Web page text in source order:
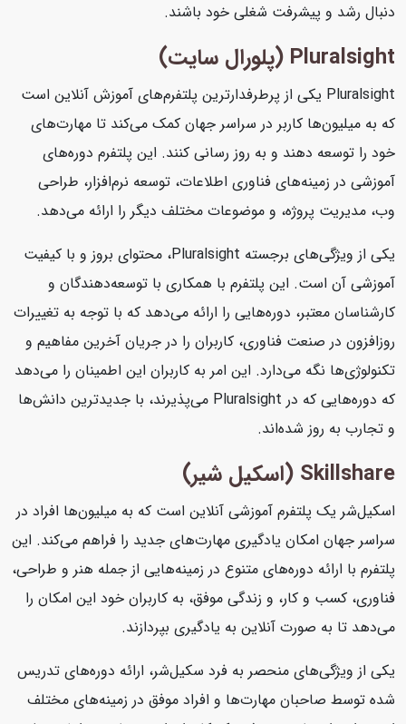
دنبال رشد و پیشرفت شغلی خود باشند.
Pluralsight (پلورال سایت)
Pluralsight یکی از پرطرفدارترین پلتفرم‌های آموزش آنلاین است
که به میلیون‌ها کاربر در سراسر جهان کمک می‌کند تا مهارت‌های
خود را توسعه دهند و به روز رسانی کنند. این پلتفرم دوره‌های
آموزشی در زمینه‌های فناوری اطلاعات، توسعه نرم‌افزار، طراحی
وب، مدیریت پروژه، و موضوعات مختلف دیگر را ارائه می‌دهد.
یکی از ویژگی‌های برجسته Pluralsight، محتوای بروز و با کیفیت
آموزشی آن است. این پلتفرم با همکاری با توسعه‌دهندگان و
کارشناسان معتبر، دوره‌هایی را ارائه می‌دهد که با توجه به تغییرات
روزافزون در صنعت فناوری، کاربران را در جریان آخرین مفاهیم و
تکنولوژی‌ها نگه می‌دارد. این امر به کاربران این اطمینان را می‌دهد
که دوره‌هایی که در Pluralsight می‌پذیرند، با جدیدترین دانش‌ها
و تجارب به روز شده‌اند.
Skillshare (اسکیل شیر)
اسکیل‌شر یک پلتفرم آموزشی آنلاین است که به میلیون‌ها افراد در
سراسر جهان امکان یادگیری مهارت‌های جدید را فراهم می‌کند. این
پلتفرم با ارائه دوره‌های متنوع در زمینه‌هایی از جمله هنر و طراحی،
فناوری، کسب و کار، و زندگی موفق، به کاربران خود این امکان را
می‌دهد تا به صورت آنلاین به یادگیری بپردازند.
یکی از ویژگی‌های منحصر به فرد سکیل‌شر، ارائه دوره‌های تدریس
شده توسط صاحبان مهارت‌ها و افراد موفق در زمینه‌های مختلف